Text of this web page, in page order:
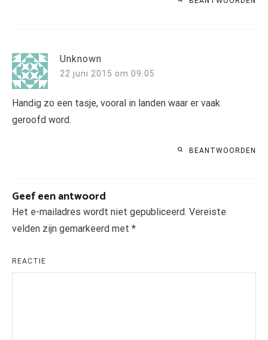
Unknown
22 juni 2015 om 09:05
Handig zo een tasje, vooral in landen waar er vaak
geroofd word.
BEANTWOORDEN
Geef een antwoord
Het e-mailadres wordt niet gepubliceerd. Vereiste
velden zijn gemarkeerd met *
REACTIE